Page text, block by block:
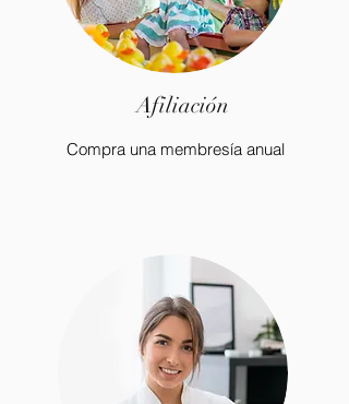
Afiliación
Compra una membresía anual